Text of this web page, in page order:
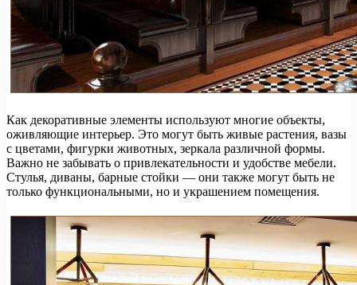
Как декоративные элементы используют многие объекты,
оживляющие интерьер. Это могут быть живые растения, вазы
с цветами, фигурки животных, зеркала различной формы.
Важно не забывать о привлекательности и удобстве мебели.
Стулья, диваны, барные стойки — они также могут быть не
только функциональными, но и украшением помещения.